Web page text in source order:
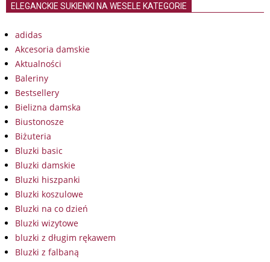
ELEGANCKIE SUKIENKI NA WESELE KATEGORIE
adidas
Akcesoria damskie
Aktualności
Baleriny
Bestsellery
Bielizna damska
Biustonosze
Biżuteria
Bluzki basic
Bluzki damskie
Bluzki hiszpanki
Bluzki koszulowe
Bluzki na co dzień
Bluzki wizytowe
bluzki z długim rękawem
Bluzki z falbaną